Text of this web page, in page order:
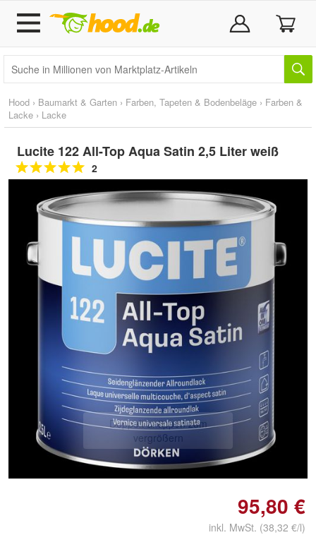
Hood › Baumarkt & Garten › Farben, Tapeten & Bodenbeläge › Farben &
Lacke › Lacke
Lucite 122 All-Top Aqua Satin 2,5 Liter weiß
2
Doppelt antippen zum
vergrößern
95,80 €
inkl. MwSt. (38,32 €/l)